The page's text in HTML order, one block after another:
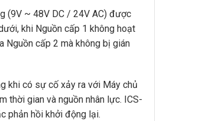
(9V ~ 48V DC / 24V AC) được
khi Nguồn cấp 1 không hoạt
Nguồn cấp 2 mà không bị gián
khi có sự cố xảy ra với Máy chủ
thời gian và nguồn nhân lực. ICS-
phản hồi khởi động lại.